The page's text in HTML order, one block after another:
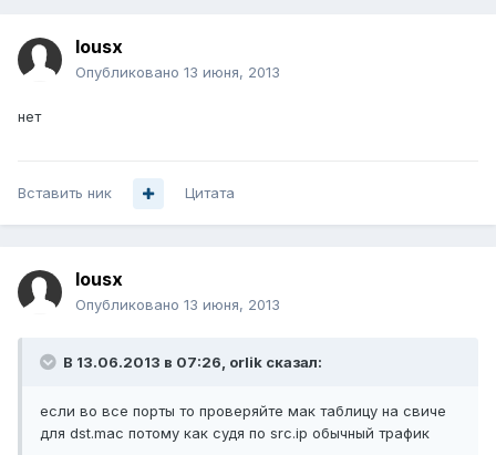
lousx
Опубликовано 13 июня, 2013
нет
Вставить ник Цитата
lousx
Опубликовано 13 июня, 2013
В 13.06.2013 в 07:26, orlik сказал:
если во все порты то проверяйте мак таблицу на свиче
для dst.mac потому как судя по src.ip обычный трафик